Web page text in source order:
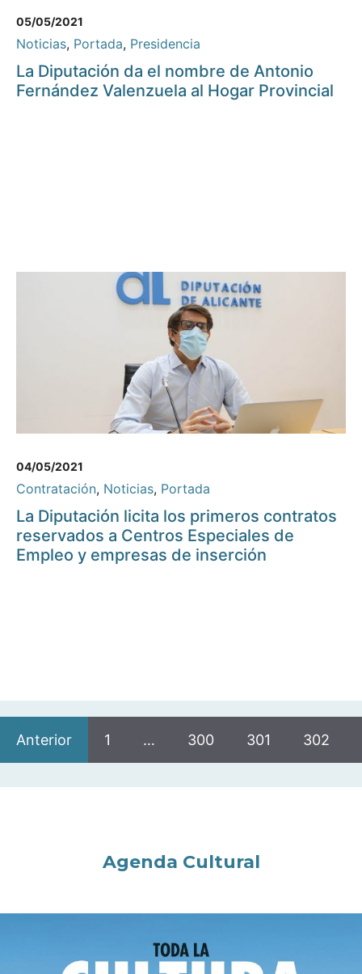
05/05/2021
Noticias, Portada, Presidencia
La Diputación da el nombre de Antonio
Fernández Valenzuela al Hogar Provincial
04/05/2021
Contratación, Noticias, Portada
La Diputación licita los primeros contratos
reservados a Centros Especiales de
Empleo y empresas de inserción
Anterior 1 … 300 301 302
Agenda Cultural